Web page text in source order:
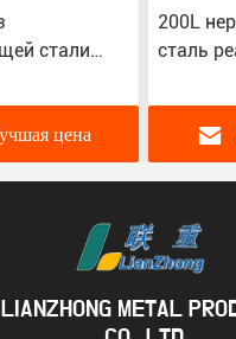
стали
коробка
Сенсорный
цена
200L
сталь
клея
линия
METAL